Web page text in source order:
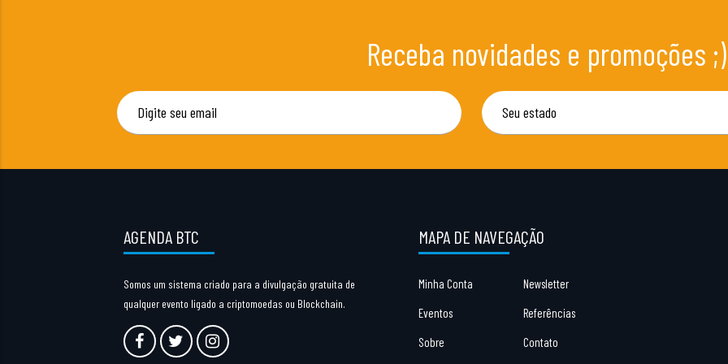
Receba novidades e promoções ;)
AGENDA BTC
Somos um sistema criado para a divulgação gratuita de
qualquer evento ligado a criptomoedas ou Blockchain.
MAPA DE NAVEGAÇÃO
Minha Conta
Newsletter
Eventos
Referências
Sobre
Contato